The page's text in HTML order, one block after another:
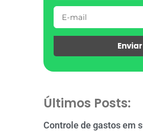
Enviar
Últimos Posts:
Controle de gastos em